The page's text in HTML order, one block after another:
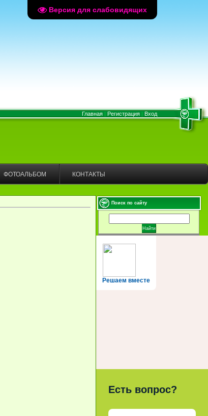
Версия для слабовидящих
Главная | Регистрация | Вход
ФОТОАЛЬБОМ КОНТАКТЫ
Поиск по сайту
Решаем вместе
Есть вопрос?